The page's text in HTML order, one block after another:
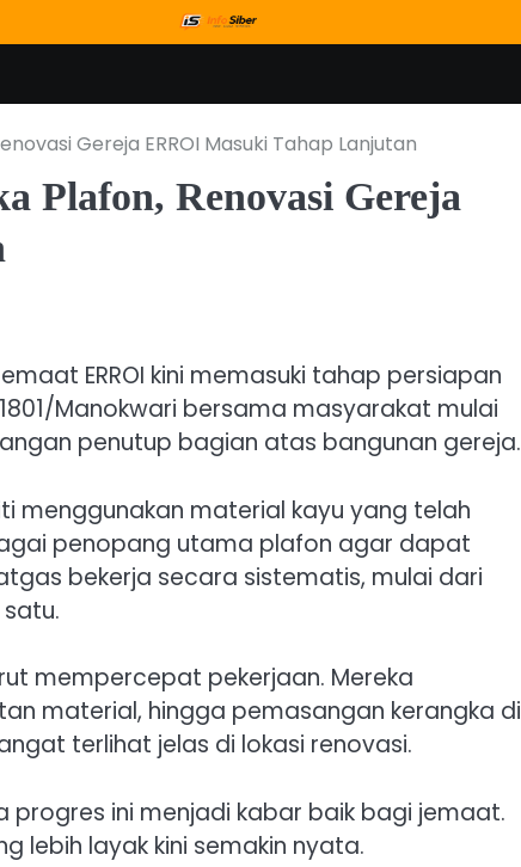
Gereja ERROI Masuki Tahap Lanjutan
Plafon, Renovasi Gereja
ERROI kini memasuki tahap persiapan
Manokwari bersama masyarakat mulai
penutup bagian atas bangunan gereja.
menggunakan material kayu yang telah
penopang utama plafon agar dapat
bekerja secara sistematis, mulai dari
mempercepat pekerjaan. Mereka
material, hingga pemasangan kerangka di
terlihat jelas di lokasi renovasi.
progres ini menjadi kabar baik bagi jemaat.
lebih layak kini semakin nyata.